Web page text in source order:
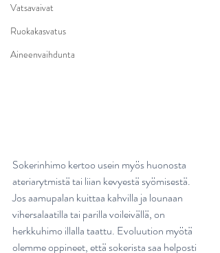
Vatsavaivat
Ruokakasvatus
Aineenvaihdunta
Sokerinhimo kertoo usein myös huonosta
ateriarytmistä tai liian kevyestä syömisestä.
Jos aamupalan kuittaa kahvilla ja lounaan
vihersalaatilla tai parilla voileivällä, on
herkkuhimo illalla taattu. Evoluution myötä
olemme oppineet, että sokerista saa helposti